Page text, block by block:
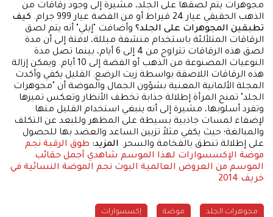
مجوهرات يتم لصقها على الجلد، مشيرة إلى وجود رقاقات من
الذهب الحقيقي عيار 24 قيراط أو من الفضة عيار 999 جرام.
كيف
تطبقين المجوهرات على الجلد؟ وأضافت "إيلي" أنه يتم لصق
الرقاقات المتلألئة باستخدام منشفة مبللة، لافتة إلى أن مدة
لصق هذه الرقاقات تتراوح من 4 إلى 6 أيام، بينما تصل مدة
النوعيات المصنوعة من الذهب أو الفضة إلى 10 أيام. ويمكن إزالة
هذه الرقاقات اللاصقة بواسطة زيت الرضع. القليل يكفي وأكدت
المجلة الألمانية المعنية بشؤون الجمال والموضة أن "مجوهرات
الجلد" تمنح المرأة إطلالة جذابة تخطف الأنظار وتعكس تميزها
وتفرد أسلوبها، مشيرة إلى أنه ينبغي استخدام القليل منها
لإضفاء لمسات جاذبية بسيطة على المظهر وللبعد عن التكلف
والمبالغة؛ حيث يكفي مثلاً تزيين الساعد والعضد بها للحصول
على إطلالة تنطق بالفخامة والسحر. المزيد: طوق الرقبة نجم
موضة الإكسسوارات لهذا الموسم شاهدي أجمل حقائب
الموسم من العروض العالمية البوت نجم الموضة النسائية في
خريف 2014
مجوهرات الجلد موضة إكسسوارات